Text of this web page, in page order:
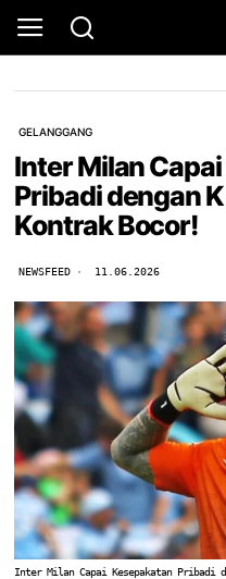
GELANGGANG
Inter Milan
Pribadi dengan
Kontrak Bocor!
NEWSFEED 11.06.2026
Inter Milan Capai Kesepakatan Pribadi